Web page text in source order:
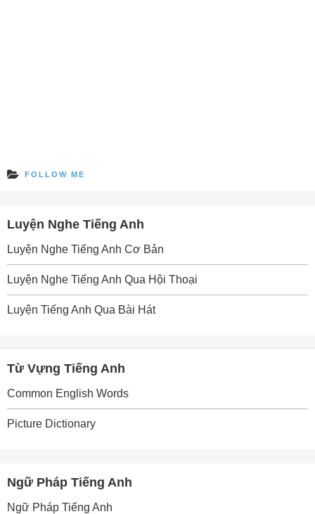
FOLLOW ME
Luyện Nghe Tiếng Anh
Luyện Nghe Tiếng Anh Cơ Bản
Luyện Nghe Tiếng Anh Qua Hội Thoại
Luyện Tiếng Anh Qua Bài Hát
Từ Vựng Tiếng Anh
Common English Words
Picture Dictionary
Ngữ Pháp Tiếng Anh
Ngữ Pháp Tiếng Anh